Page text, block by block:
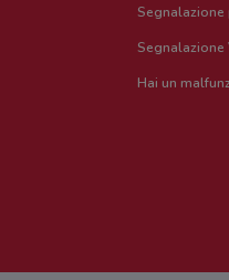
Segnalazione
Segnalazione
Hai un